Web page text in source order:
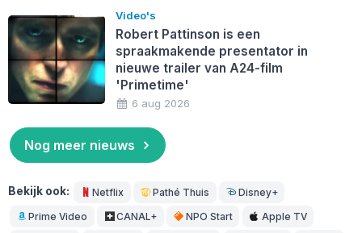
Video's
Robert Pattinson is een
spraakmakende presentator in
nieuwe trailer van A24-film
'Primetime'
6 aug 2026
Nog meer nieuws
Bekijk ook: Netflix Pathé Thuis Disney+
Prime Video CANAL+ NPO Start Apple TV